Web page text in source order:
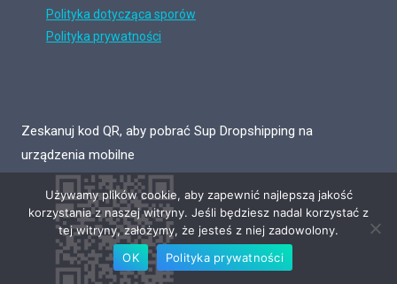
Polityka dotycząca sporów
Polityka prywatności
Zeskanuj kod QR, aby pobrać Sup Dropshipping na
urządzenia mobilne
Używamy plików cookie, aby zapewnić najlepszą jakość
korzystania z naszej witryny. Jeśli będziesz nadal korzystać z
tej witryny, założymy, że jesteś z niej zadowolony.
OK
Polityka prywatności